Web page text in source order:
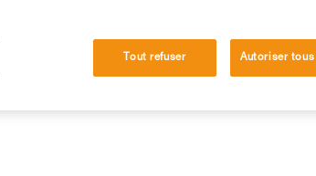
en toute sécurité, avant de la
Il peut en exister d’autres que
Tout refuser Autoriser